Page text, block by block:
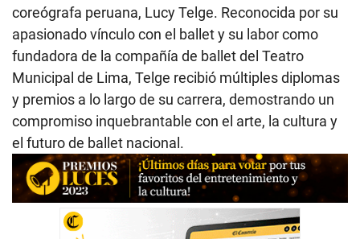
coreógrafa peruana, Lucy Telge. Reconocida por su
apasionado vínculo con el ballet y su labor como
fundadora de la compañía de ballet del Teatro
Municipal de Lima, Telge recibió múltiples diplomas
y premios a lo largo de su carrera, demostrando un
compromiso inquebrantable con el arte, la cultura y
el futuro de ballet nacional.